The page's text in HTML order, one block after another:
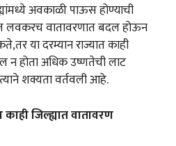
अवकाळी पाऊस होण्याची
लवकरच वातावरणात बदल होऊन
या दरम्यान राज्यात काही
न होता अधिक उष्णतेची लाट
शक्यता वर्तवली आहे.
जिल्ह्यात वातावरण